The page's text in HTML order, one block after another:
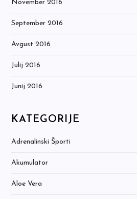
November 2016
September 2016
Avgust 2016
Julij 2016
Junij 2016
KATEGORIJE
Adrenalinski Športi
Akumulator
Aloe Vera